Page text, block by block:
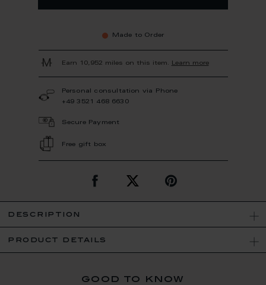
Made to Order
Earn 10,952 miles on this item. Learn more
Personal consultation via Phone
+49 3521 468 6630
Secure Payment
Free gift box
description
product details
good to know